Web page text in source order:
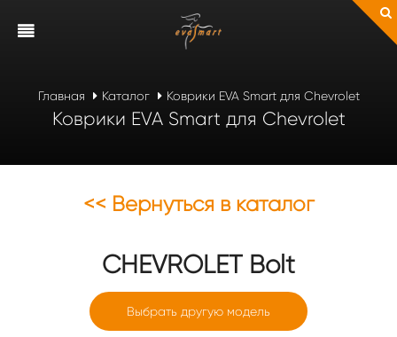
Главная Каталог Коврики EVA Smart для Chevrolet
Коврики EVA Smart для Chevrolet
<< Вернуться в каталог
CHEVROLETBolt
Выбрать другую модель